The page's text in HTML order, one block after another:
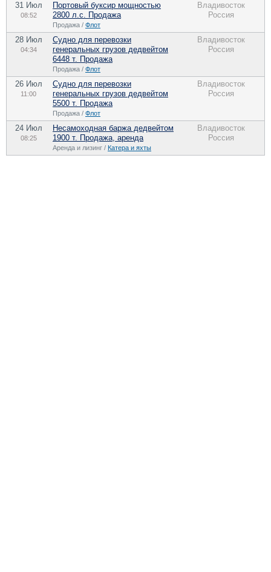
31 Июл
08:52
Портовый буксир мощностью
2800 л.с. Продажа
Продажа / Флот
Владивосток
Россия
28 Июл
04:34
Судно для перевозки
генеральных грузов дедвейтом
6448 т. Продажа
Продажа / Флот
Владивосток
Россия
26 Июл
11:00
Судно для перевозки
генеральных грузов дедвейтом
5500 т. Продажа
Продажа / Флот
Владивосток
Россия
24 Июл
08:25
Несамоходная баржа дедвейтом
1900 т. Продажа, аренда
Аренда и лизинг / Катера и яхты
Владивосток
Россия